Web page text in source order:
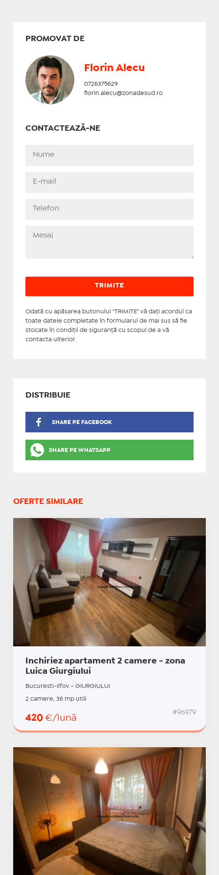
PROMOVAT DE
Florin Alecu
0726375629
florin.alecu@zonadesud.ro
CONTACTEAZĂ-NE
Odată cu apăsarea butonului "TRIMITE" vă daţi acordul ca
toate datele completate în formularul de mai sus să fie
stocate în condiţii de siguranţă cu scopul de a vă
contacta ulterior.
DISTRIBUIE
SHARE PE FACEBOOK
SHARE PE WHATSAPP
OFERTE SIMILARE
Inchiriez apartament 2 camere - zona
Luica Giurgiului
Bucuresti-Ilfov - GIURGIULUI
2 camere, 36 mp utili
420 €/lună
#96979